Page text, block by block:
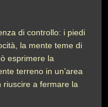
di controllo: i piedi
la mente teme di
esprimere la
terreno in un’area
riuscire a fermare la